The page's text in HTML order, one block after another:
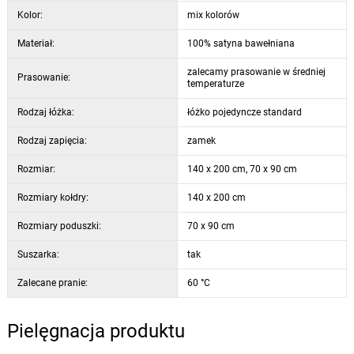
Kolor: mix kolorów
Materiał: 100% satyna bawełniana
Prasowanie:
zalecamy prasowanie w średniej
temperaturze
Rodzaj łóżka: łóżko pojedyncze standard
Rodzaj zapięcia: zamek
Rozmiar: 140 x 200 cm, 70 x 90 cm
Rozmiary kołdry: 140 x 200 cm
Rozmiary poduszki: 70 x 90 cm
Suszarka: tak
Zalecane pranie: 60 °C
Pielęgnacja produktu